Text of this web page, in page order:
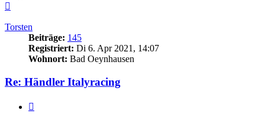
Torsten
Beiträge: 145
Registriert: Di 6. Apr 2021, 14:07
Wohnort: Bad Oeynhausen
Re: Händler Italyracing